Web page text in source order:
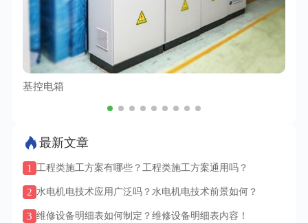
基控电箱
最新文章
1 工程类施工方案有哪些？工程类施工方案通用吗？
2 水电机电技术应用广泛吗？水电机电技术前景如何？
3 维修设备明细表如何制定？维修设备明细表内容！